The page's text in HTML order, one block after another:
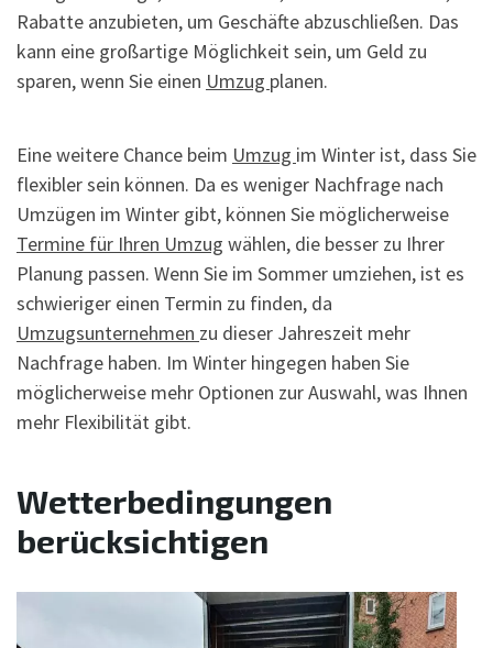
Rabatte anzubieten, um Geschäfte abzuschließen. Das
kann eine großartige Möglichkeit sein, um Geld zu
sparen, wenn Sie einen Umzug planen.
Eine weitere Chance beim Umzug im Winter ist, dass Sie
flexibler sein können. Da es weniger Nachfrage nach
Umzügen im Winter gibt, können Sie möglicherweise
Termine für Ihren Umzug wählen, die besser zu Ihrer
Planung passen. Wenn Sie im Sommer umziehen, ist es
schwieriger einen Termin zu finden, da
Umzugsunternehmen zu dieser Jahreszeit mehr
Nachfrage haben. Im Winter hingegen haben Sie
möglicherweise mehr Optionen zur Auswahl, was Ihnen
mehr Flexibilität gibt.
Wetterbedingungen
berücksichtigen